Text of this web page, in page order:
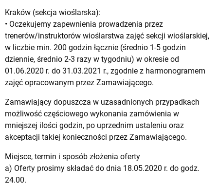
Kraków (sekcja wioślarska):
• Oczekujemy zapewnienia prowadzenia przez
trenerów/instruktorów wioślarstwa zajęć sekcji wioślarskiej,
w liczbie min. 200 godzin łącznie (średnio 1-5 godzin
dziennie, średnio 2-3 razy w tygodniu) w okresie od
01.06.2020 r. do 31.03.2021 r., zgodnie z harmonogramem
zajęć opracowanym przez Zamawiającego.
Zamawiający dopuszcza w uzasadnionych przypadkach
możliwość częściowego wykonania zamówienia w
mniejszej ilości godzin, po uprzednim ustaleniu oraz
akceptacji takiej konieczności przez Zamawiającego.
Miejsce, termin i sposób złożenia oferty
a) Oferty prosimy składać do dnia 18.05.2020 r. do godz.
24.00.